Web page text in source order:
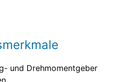
und Drehmomentgeber